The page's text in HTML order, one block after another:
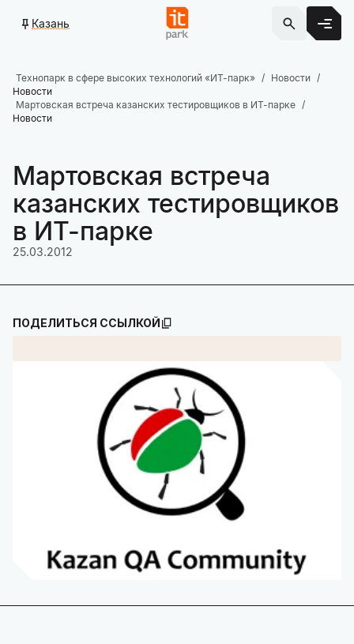
Казань
Технопарк в сфере высоких технологий «ИТ-парк»
Новости
Новости
Мартовская встреча казанских тестировщиков в ИТ-парке
Новости
Мартовская встреча
казанских тестировщиков
в ИТ-парке
25.03.2012
ПОДЕЛИТЬСЯ ССЫЛКОЙ